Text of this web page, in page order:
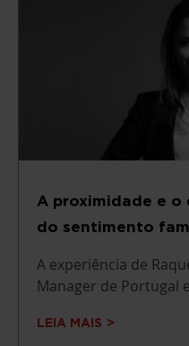
A proximidade e o
do sentimento
A experiência de
Manager de Portugal
LEIA MAIS